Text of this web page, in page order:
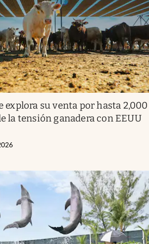
explora su venta por hasta 2,000
la tensión ganadera con EEUU